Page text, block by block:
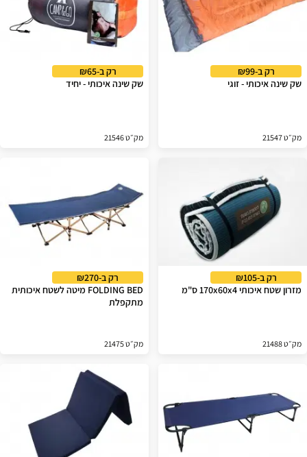
רק ב-₪99
שק שינה איכותי - זוגי
מק״ט 21547
רק ב-₪65
שק שינה איכותי - יחיד
מק״ט 21546
רק ב-₪105
מזרון שטח איכותי 170x60x4 ס"מ
מק״ט 21488
רק ב-₪270
FOLDING BED מיטה לשטח איכותית
מתקפלת
מק״ט 21475